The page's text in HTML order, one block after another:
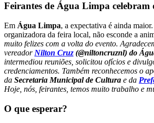
Feirantes de Água Limpa celebram
Em Água Limpa, a expectativa é ainda maior.
organizadora da feira local, não esconde a
muito felizes com a volta do evento.
vereador Nilton Cruz (@niltoncruznl) do
intermediou reuniões, solicitou ofícios e
credenciamentos. Também reconhecemos o
da Secretaria Municipal de Cultura e da
Hoje, nós, feirantes, temos muito trabalho e
O que esperar?